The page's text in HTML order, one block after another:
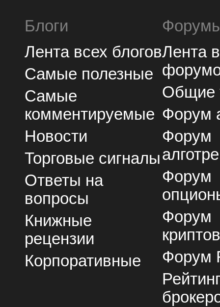
Блоги
Лента всех блогов
Самые полезные
Самые
комментируемые
Новости
Торговые сигналы
Ответы на
вопросы
Книжные
рецензии
Корпоративные
Лента
Общие
Форум
Форум
Форум
Форум
Форум